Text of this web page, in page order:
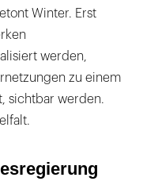
Winter. Erst
werden,
zu einem
sichtbar werden.